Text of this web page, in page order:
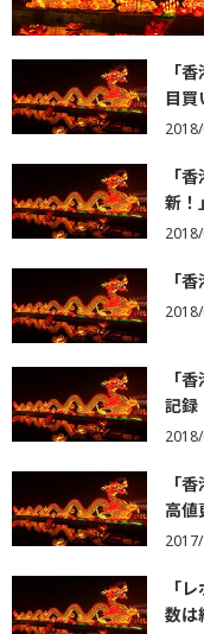
「
目買
「
新！」
「
「
記録
「
高値
「
数は